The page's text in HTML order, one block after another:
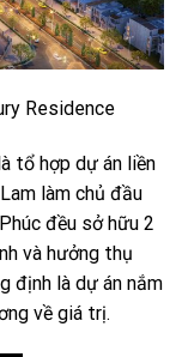
Residence
là tổ hợp dự án liền
làm chủ đầu
đều sở hữu 2
và hưởng thụ
định là dự án nắm
về giá trị.